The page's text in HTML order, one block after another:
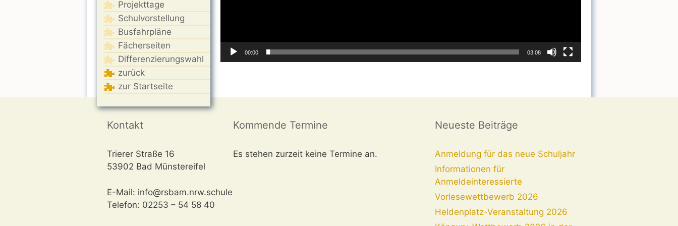
Projekttage
Schulvorstellung
Busfahrpläne
Fächerseiten
Differenzierungswahl
zurück
zur Startseite
00:00 03:08
Kontakt
Trierer Straße 16
53902 Bad Münstereifel
E-Mail: info@rsbam.nrw.schule
Telefon: 02253 – 54 58 40
Kommende Termine
Es stehen zurzeit keine Termine an.
Neueste Beiträge
Anmeldung für das neue Schuljahr
Informationen für
Anmeldeinteressierte
Vorlesewettbewerb 2026
Heldenplatz-Veranstaltung 2026